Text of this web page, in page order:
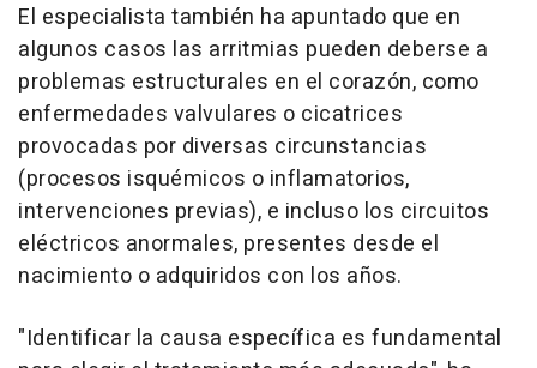
El especialista también ha apuntado que en
algunos casos las arritmias pueden deberse a
problemas estructurales en el corazón, como
enfermedades valvulares o cicatrices
provocadas por diversas circunstancias
(procesos isquémicos o inflamatorios,
intervenciones previas), e incluso los circuitos
eléctricos anormales, presentes desde el
nacimiento o adquiridos con los años.
"Identificar la causa específica es fundamental